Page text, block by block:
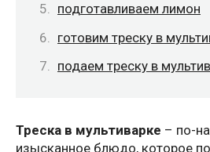
подготавливаем лимон
готовим треску в
подаем треску в
Треска в мультиварке – по-
изысканное блюдо, которое